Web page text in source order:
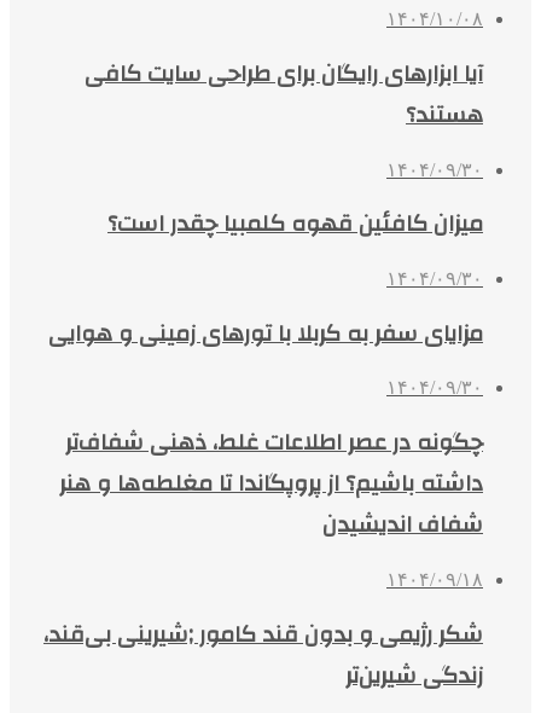
۱۴۰۴/۱۰/۰۸
آیا ابزارهای رایگان برای طراحی سایت کافی
هستند؟
۱۴۰۴/۰۹/۳۰
میزان کافئین قهوه کلمبیا چقدر است؟
۱۴۰۴/۰۹/۳۰
مزایای سفر به کربلا با تورهای زمینی و هوایی
۱۴۰۴/۰۹/۳۰
چگونه در عصر اطلاعات غلط، ذهنی شفاف‌تر
داشته باشیم؟ از پروپگاندا تا مغلطه‌ها و هنر
شفاف اندیشیدن
۱۴۰۴/۰۹/۱۸
شکر رژیمی و بدون قند کامور ;شیرینی بی‌قند،
زندگی شیرین‌تر